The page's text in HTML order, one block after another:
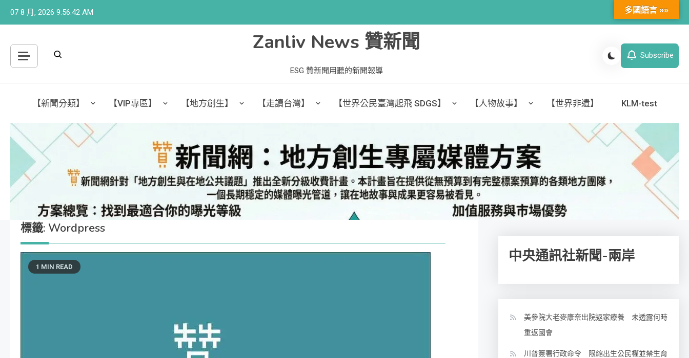
07 8 月, 2026 9:56:43 AM
Zanliv News 贊新聞
ESG 贊新聞用聽的新聞報導
Subscribe
【新聞分類】 【VIP專區】 【地方創生】 【走讀台灣】 【世界公民臺灣起飛 SDGS】 【人物故事】 【世界非遺】 KLM-test
標籤: Wordpress
1 MIN READ
中央通訊社新聞-兩岸
美參院大老麥康奈出院返家療養 未透露何時
重返國會
川普簽署行政命令 限縮出生公民權並禁生育
多國語言 »»